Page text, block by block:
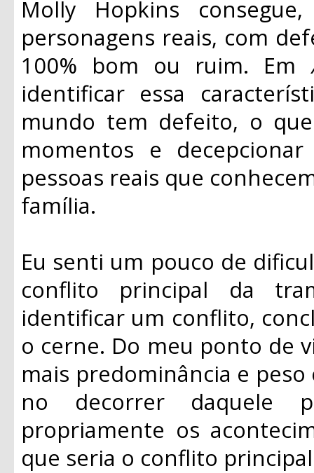
Molly Hopkins
personagens reais, com
100% bom ou ruim. Em
identificar essa
mundo tem defeito, o
momentos e
pessoas reais que
família.
Eu senti um pouco de
conflito principal da
identificar um conflito,
o cerne. Do meu ponto de
mais predominância e
no decorrer daquele
propriamente os
que seria o conflito